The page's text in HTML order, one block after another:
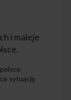
i maleje
sytuację